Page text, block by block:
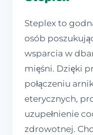
Steplex to
osób
wsparcia w
mięśni. Dzięki
połączeniu
eterycznych,
uzupełnienie
zdrowotnej.